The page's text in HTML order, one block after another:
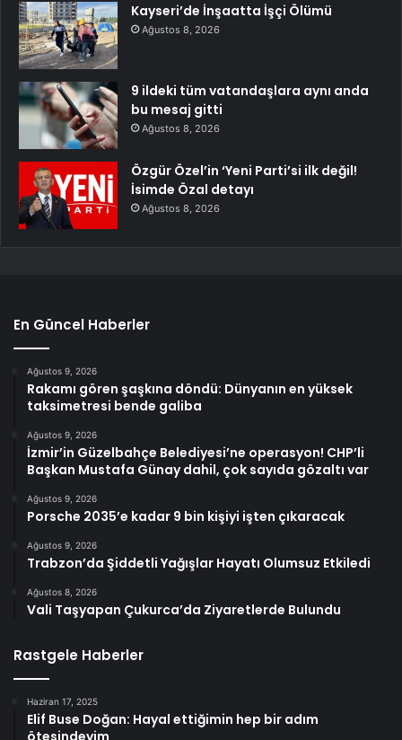
Kayseri’de İnşaatta İşçi Ölümü
Ağustos 8, 2026
9 ildeki tüm vatandaşlara aynı anda
bu mesaj gitti
Ağustos 8, 2026
Özgür Özel’in ‘Yeni Parti’si ilk değil!
İsimde Özal detayı
Ağustos 8, 2026
En Güncel Haberler
Ağustos 9, 2026
Rakamı gören şaşkına döndü: Dünyanın en yüksek
taksimetresi bende galiba
Ağustos 9, 2026
İzmir’in Güzelbahçe Belediyesi’ne operasyon! CHP’li
Başkan Mustafa Günay dahil, çok sayıda gözaltı var
Ağustos 9, 2026
Porsche 2035’e kadar 9 bin kişiyi işten çıkaracak
Ağustos 9, 2026
Trabzon’da Şiddetli Yağışlar Hayatı Olumsuz Etkiledi
Ağustos 8, 2026
Vali Taşyapan Çukurca’da Ziyaretlerde Bulundu
Rastgele Haberler
Haziran 17, 2025
Elif Buse Doğan: Hayal ettiğimin hep bir adım
ötesindeyim